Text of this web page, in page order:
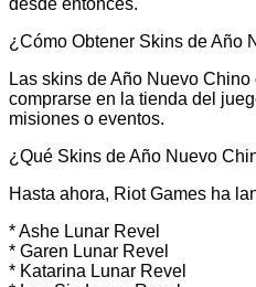
¿Cómo Obtener Skins de Año
Las skins de Año Nuevo
comprarse en la tienda del
misiones o eventos.
¿Qué Skins de Año Nuevo
Hasta ahora, Riot Games ha
* Ashe Lunar Revel
* Garen Lunar Revel
* Katarina Lunar Revel